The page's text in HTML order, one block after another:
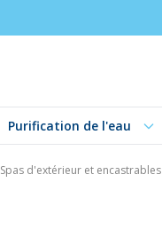
Purification de l'eau
Spas d'extérieur et encastrables